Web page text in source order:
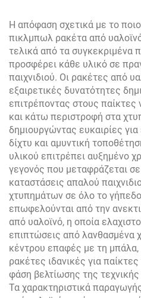
Η απόφαση σχετικά με το
πικλμπωλ ρακέτα από
τελικά από τα συγκεκριμένα
προσφέρει κάθε υλικό σε
παιχνιδιού. Οι ρακέτες από
εξαιρετικές δυνατότητες
επιτρέποντας στους παίκτες
και κάτω περιστροφή στα
δημιουργώντας ευκαιρίες για
δίχτυ και αμυντική
υλικού επιτρέπει αυξημένο
γεγονός που μεταφράζεται
καταστάσεις απαλού
χτυπημάτων σε όλο το
επωφελούνται από την
από υαλοϊνό, η οποία
επιπτώσεις από λανθασμένα
κέντρου επαφές με τη μπάλα,
ρακέτες ιδανικές για
φάση βελτίωσης της
Τα χαρακτηριστικά